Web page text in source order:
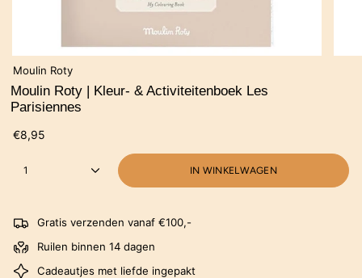
Moulin Roty
Moulin Roty | Kleur- & Activiteitenboek Les
Parisiennes
€8,95
1 IN WINKELWAGEN
Gratis verzenden vanaf €100,-
Ruilen binnen 14 dagen
Cadeautjes met liefde ingepakt